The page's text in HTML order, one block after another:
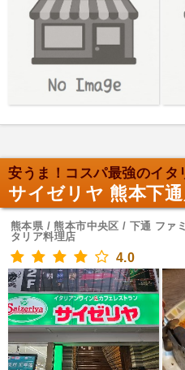
安うま！コスパ最強のイタ
サイゼリヤ 熊本下
熊本県 / 熊本市中央区 / 下通 ファ
タリア料理店
4.0